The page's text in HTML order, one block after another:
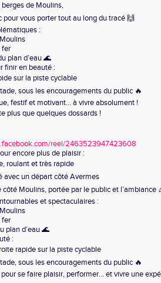
de Moulins,
vous porter tout au long du tracé 🙌
:
fer
plan d’eau 🌊
finir en beauté :
sur la piste cyclable
sous les encouragements du public 🔥
festif et motivant… à vivre absolument !
plus que quelques dossards !
reel/2463523947423608
encore plus de plaisir :
roulant et très rapide
avec un départ côté Avermes
Moulins, portée par le public et l’ambiance
et spectaculaires :
fer
plan d’eau 🌊
:
rapide sur la piste cyclable
sous les encouragements du public 🔥
se faire plaisir, performer… et vivre une